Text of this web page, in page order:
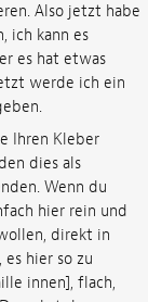
Also jetzt habe
ich kann es
es hat etwas
werde ich ein
Ihren Kleber
dies als
Wenn du
hier rein und
direkt in
hier so zu
innen], flach,